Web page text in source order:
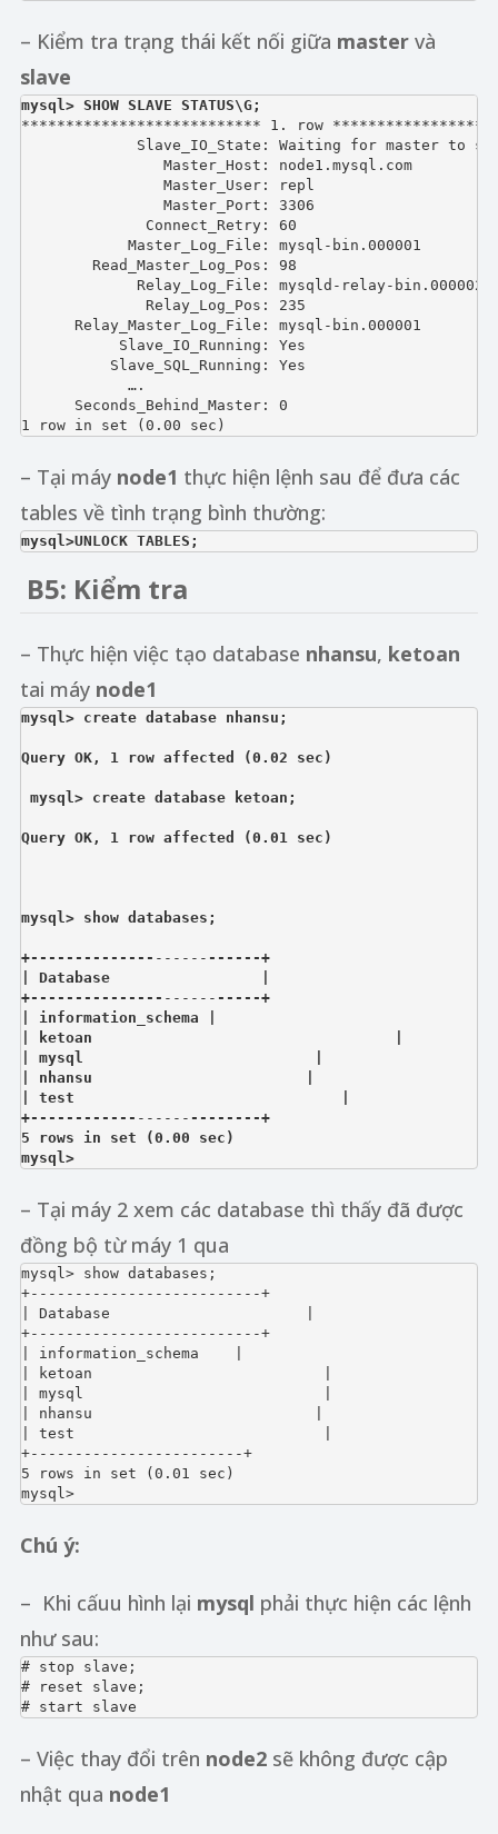
– Kiểm tra trạng thái kết nối giữa mastervà
slave
mysql> SHOW SLAVE STATUS\G;
*************************** 1. row
Slave_IO_State: Waiting for master to
Master_Host: node1.mysql.com
Master_User: repl
Master_Port: 3306
Connect_Retry: 60
Master_Log_File: mysql-bin.000001
Read_Master_Log_Pos: 98
Relay_Log_File: mysqld-relay-bin.000002
Relay_Log_Pos: 235
Relay_Master_Log_File: mysql-bin.000001
Slave_IO_Running: Yes
Slave_SQL_Running: Yes
….
Seconds_Behind_Master: 0
1 row in set (0.00 sec)
– Tại máy node1 thực hiện lệnh sau để đưa các
tables về tình trạng bình thường:
mysql>UNLOCK TABLES;
B5: Kiểm tra
– Thực hiện việc tạo database nhansu, ketoan
tai máy node1
mysql> create database nhansu;
Query OK, 1 row affected (0.02 sec)
mysql> create database ketoan;
Query OK, 1 row affected (0.01 sec)
mysql> show databases;
+-------------- ------ ------+
| Database                 |
+--------------- ------ -----+
| information_schema |
| ketoan                                  |
| mysql                          |
| nhansu                        |
| test                              |
+------------ ------ --------+
5 rows in set (0.00 sec)
mysql>
– Tại máy 2 xem các database thì thấy đã được
đồng bộ từ máy 1 qua
mysql> show databases;
+--------------------------+
| Database                      |
+--------------------------+
| information_schema    |
| ketoan                          |
| mysql                           |
| nhansu                         |
| test                            |
+------------------------+
5 rows in set (0.01 sec)
mysql>
Chú ý:
– Khi cấuu hình lại mysql phải thực hiện các lệnh
như sau:
# stop slave;
# reset slave;
# start slave
– Việc thay đổi trên node2sẽ không được cập
nhật qua node1